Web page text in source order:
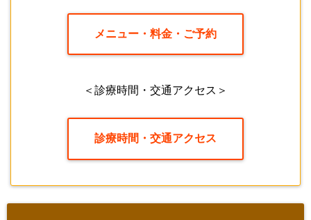
メニュー・料金・ご予約
＜診療時間・交通アクセス＞
診療時間・交通アクセス